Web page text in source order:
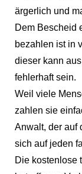
ärgerlich und
Dem Bescheid
bezahlen ist in
dieser kann
fehlerhaft sein.
Weil viele
zahlen sie
Anwalt, der auf
sich auf jeden
Die kostenlose